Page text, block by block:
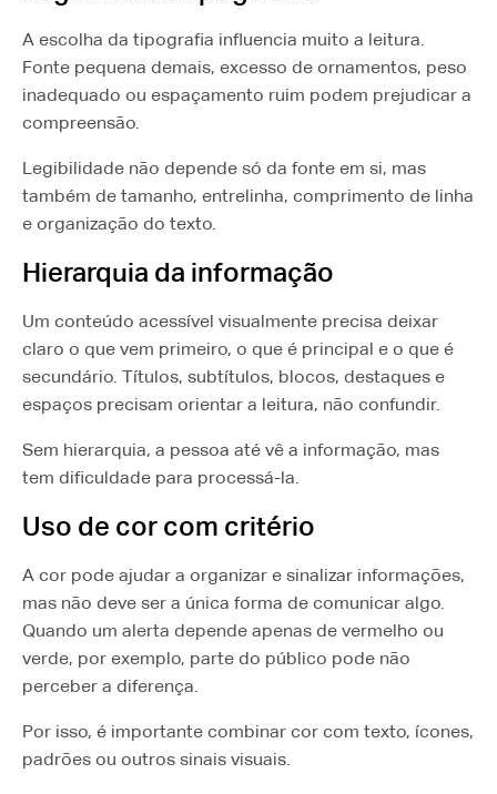
A escolha da tipografia influencia muito a leitura.
Fonte pequena demais, excesso de ornamentos, peso
inadequado ou espaçamento ruim podem prejudicar a
compreensão.
Legibilidade não depende só da fonte em si, mas
também de tamanho, entrelinha, comprimento de linha
e organização do texto.
Hierarquia da informação
Um conteúdo acessível visualmente precisa deixar
claro o que vem primeiro, o que é principal e o que é
secundário. Títulos, subtítulos, blocos, destaques e
espaços precisam orientar a leitura, não confundir.
Sem hierarquia, a pessoa até vê a informação, mas
tem dificuldade para processá-la.
Uso de cor com critério
A cor pode ajudar a organizar e sinalizar informações,
mas não deve ser a única forma de comunicar algo.
Quando um alerta depende apenas de vermelho ou
verde, por exemplo, parte do público pode não
perceber a diferença.
Por isso, é importante combinar cor com texto, ícones,
padrões ou outros sinais visuais.